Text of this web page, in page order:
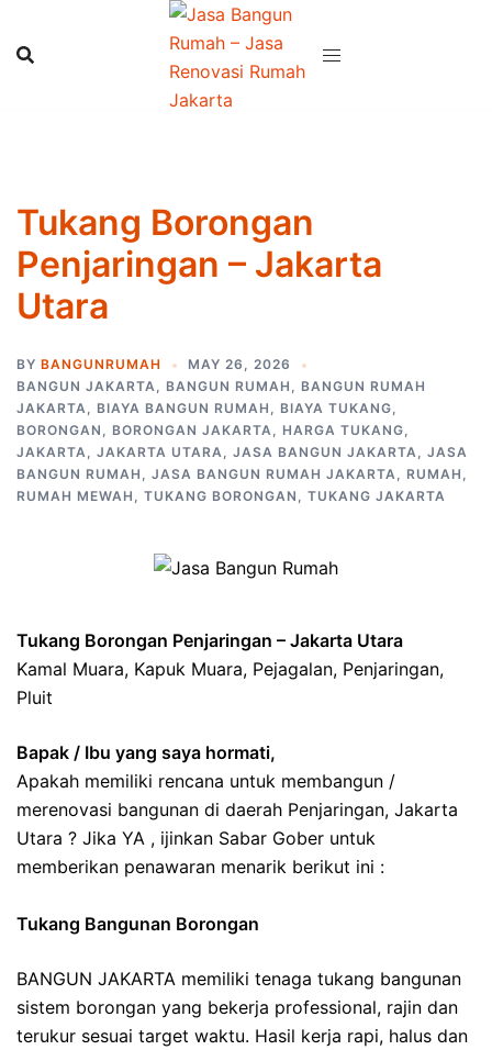
content
Tukang Borongan
Penjaringan – Jakarta
Utara
BY BANGUNRUMAH
MAY 26, 2026
BANGUN JAKARTA, BANGUN RUMAH , BANGUN RUMAH
JAKARTA, BIAYA BANGUN RUMAH , BIAYA TUKANG,
BORONGAN , BORONGAN JAKARTA, HARGA TUKANG,
JAKARTA, JAKARTA UTARA, JASA BANGUN JAKARTA, JASA
BANGUN RUMAH , JASA BANGUN RUMAH JAKARTA, RUMAH ,
RUMAH MEWAH , TUKANG BORONGAN , TUKANG JAKARTA
Tukang Borongan Penjaringan – Jakarta Utara
Kamal Muara, Kapuk Muara, Pejagalan, Penjaringan,
Pluit
Bapak / Ibu yang saya hormati,
Apakah memiliki rencana untuk membangun /
merenovasi bangunan di daerah Penjaringan, Jakarta
Utara ? Jika YA , ijinkan Sabar Gober untuk
memberikan penawaran menarik berikut ini :
Tukang Bangunan Borongan
BANGUN JAKARTA memiliki tenaga tukang bangunan
sistem borongan yang bekerja professional, rajin dan
terukur sesuai target waktu. Hasil kerja rapi, halus dan